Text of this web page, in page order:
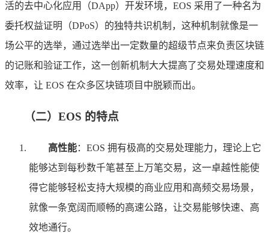
活的去中心化应用（DApp）开发环境，EOS 采用了一种名为
委托权益证明（DPoS）的独特共识机制，这种机制就像是一
场公平的选举，通过选举出一定数量的超级节点来负责区块链
的记账和验证工作，这一创新机制大大提高了交易处理速度和
效率，让 EOS 在众多区块链项目中脱颖而出。
（二）EOS 的特点
高性能：EOS 拥有极高的交易处理能力，理论上它
能够达到每秒数千笔甚至上万笔交易，这一卓越性能使
得它能够轻松支持大规模的商业应用和高频交易场景，
就像一条宽阔而顺畅的高速公路，让交易能够快速、高
效地通行。